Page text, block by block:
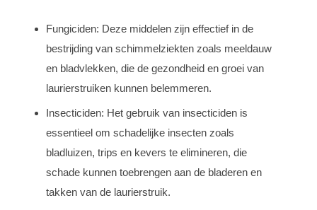
Fungiciden: Deze middelen zijn effectief in de
bestrijding van schimmelziekten zoals meeldauw
en bladvlekken, die de gezondheid en groei van
laurierstruiken kunnen belemmeren.
Insecticiden: Het gebruik van insecticiden is
essentieel om schadelijke insecten zoals
bladluizen, trips en kevers te elimineren, die
schade kunnen toebrengen aan de bladeren en
takken van de laurierstruik.